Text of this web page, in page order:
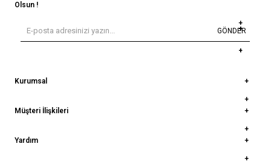
Olsun !
GÖNDER
Kurumsal
Müşteri İlişkileri
Yardım